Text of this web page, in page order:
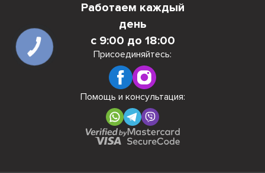
Работаем каждый
день
с 9:00 до 18:00
Присоединяйтесь:
Помощь и консультация:
КНОПКА
СВЯЗИ